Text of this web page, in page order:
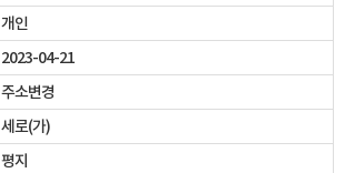
개인
2023-04-21
주소변경
세로(가)
평지